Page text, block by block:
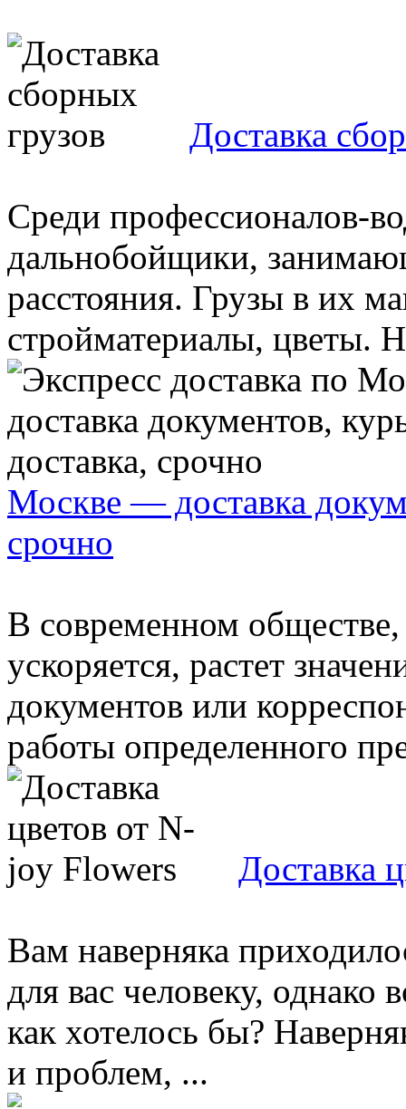
Доставка
Среди профессионалов-
дальнобойщики,
расстояния. Грузы в их
стройматериалы, цветы.
Москве — доставка
срочно
В современном
ускоряется, растет
документов или
работы определенного
Доставка
Вам наверняка
для вас человеку, однако
как хотелось бы?
и проблем, ...